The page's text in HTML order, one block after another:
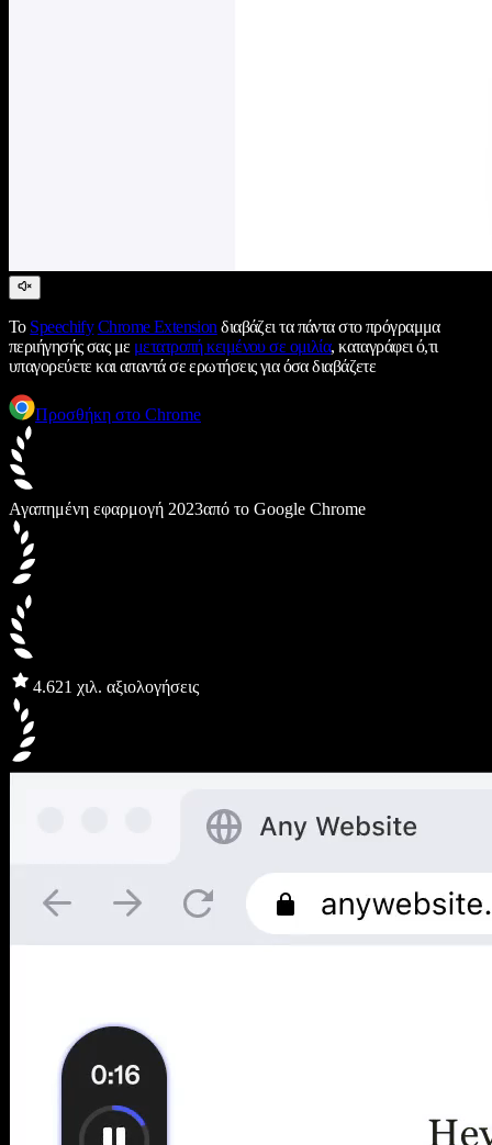
Το Speechify Chrome Extension διαβάζει τα πάντα στο πρόγραμμα
περιήγησής σας με μετατροπή κειμένου σε ομιλία, καταγράφει ό,τι
υπαγορεύετε και απαντά σε ερωτήσεις για όσα διαβάζετε
Προσθήκη στο Chrome
Αγαπημένη εφαρμογή 2023από το Google Chrome
4.621 χιλ. αξιολογήσεις